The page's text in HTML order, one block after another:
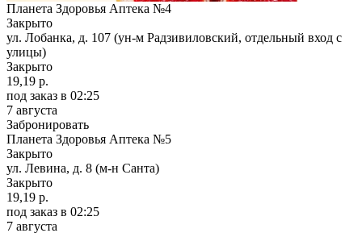
Планета Здоровья Аптека №4
Закрыто
ул. Лобанка, д. 107 (ун-м Радзивиловский, отдельный вход с
улицы)
Закрыто
19,19 р.
под заказ в 02:25
7 августа
Забронировать
Планета Здоровья Аптека №5
Закрыто
ул. Левина, д. 8 (м-н Санта)
Закрыто
19,19 р.
под заказ в 02:25
7 августа